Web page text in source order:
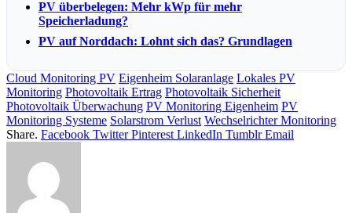
PV überbelegen: Mehr kWp für mehr
Speicherladung?
PV auf Norddach: Lohnt sich das? Grundlagen
Cloud Monitoring PV Eigenheim Solaranlage Lokales PV
Monitoring Photovoltaik Ertrag Photovoltaik Sicherheit
Photovoltaik Überwachung PV Monitoring Eigenheim PV
Monitoring Systeme Solarstrom Verlust Wechselrichter Monitoring
Share. Facebook Twitter Pinterest LinkedIn Tumblr Email